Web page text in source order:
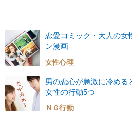
恋愛コミック・大人の女
ン漫画
女性心理
男の恋心が急激に冷める
女性の行動5つ
ＮＧ行動